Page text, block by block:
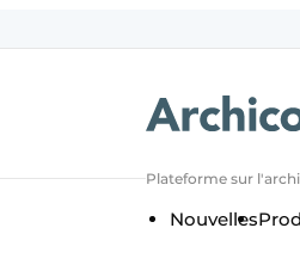
Plateforme sur
Nouvelles